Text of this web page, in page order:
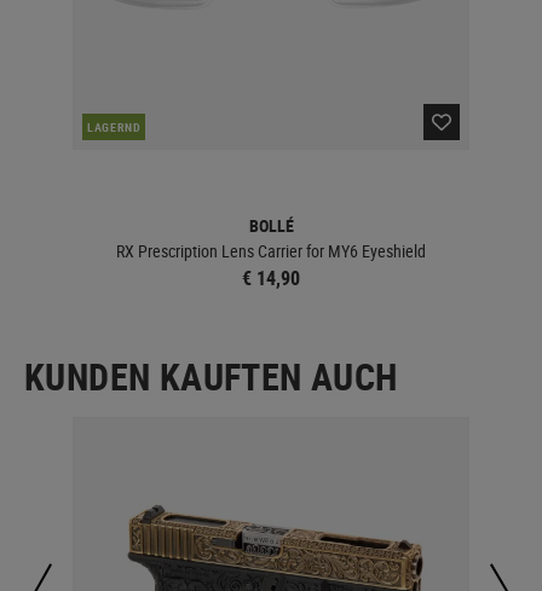
LAGERND
BOLLÉ
RX Prescription Lens Carrier for MY6 Eyeshield
€ 14,90
KUNDEN KAUFTEN AUCH